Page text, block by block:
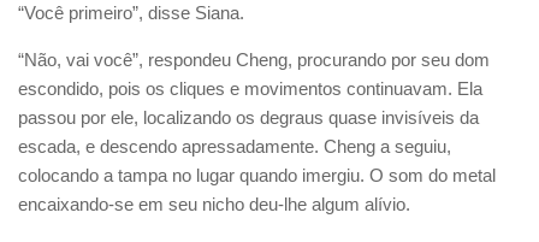
“Você primeiro”, disse Siana.
“Não, vai você”, respondeu Cheng, procurando por seu dom
escondido, pois os cliques e movimentos continuavam. Ela
passou por ele, localizando os degraus quase invisíveis da
escada, e descendo apressadamente. Cheng a seguiu,
colocando a tampa no lugar quando imergiu. O som do metal
encaixando-se em seu nicho deu-lhe algum alívio.